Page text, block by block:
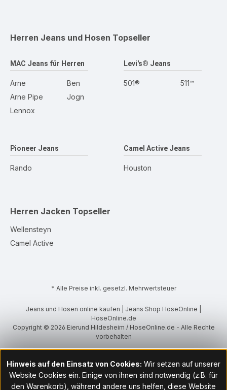
Herren Jeans und Hosen Topseller
MAC Jeans für Herren
Arne
Arne Pipe
Lennox
Ben
Jogn
Levi's® Jeans
501® 511™
Pioneer Jeans
Rando
Camel Active Jeans
Houston
Herren Jacken Topseller
Wellensteyn
Camel Active
* Alle Preise inkl. gesetzl. Mehrwertsteuer
Jeans und Hosen online kaufen | Jeans Shop HoseOnline |
HoseOnline.de
Copyright © 2026 Eierund Hildesheim / HoseOnline.de - Alle Rechte
vorbehalten
Hinweis auf den Einsatz von Cookies: Wir setzen auf unserer
Website Cookies ein. Einige von ihnen sind notwendig (z.B. für
den Warenkorb), während andere uns helfen, diese Website